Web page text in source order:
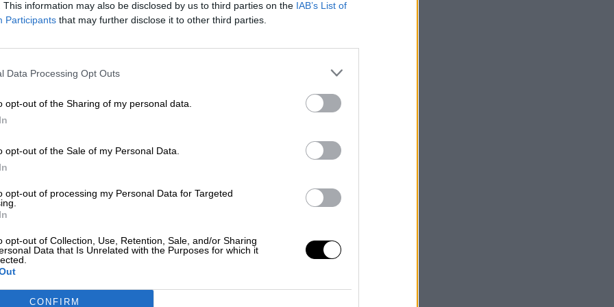
This information may also be disclosed by us to third parties on the IAB’s List of
Participants that may further disclose it to other third parties.
Data Processing Opt Outs
opt-out of the Sharing of my personal data.
opt-out of the Sale of my Personal Data.
opt-out of processing my Personal Data for Targeted
opt-out of Collection, Use, Retention, Sale, and/or Sharing
Data that Is Unrelated with the Purposes for which it
CONFIRM
sábado y domingo. Establecer una restricción a
sobre otras actividades que no tienen
los contagios”
mantienen excepcionesante el nuevo horario
antes del toque de queda
superficies
innecesarios:“Se van a llevar a cabo
con un método de contaje que
es exigible que arbitren alguna medida de
últimas medidas adoptadas, en especial, el cierre
se ha corregido la pendiente de la curva. Hemos
y por eso nos obligan a tomar decisiones”,
también afectan al entorno privado, pues las
limitadas a cuatro personas
de#COVID19
que se publicarán en el
en la Comunidad Autónoma: